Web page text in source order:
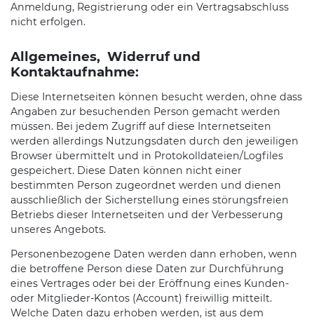
Anmeldung, Registrierung oder ein Vertragsabschluss
nicht erfolgen.
Allgemeines, Widerruf und
Kontaktaufnahme:
Diese Internetseiten können besucht werden, ohne dass
Angaben zur besuchenden Person gemacht werden
müssen. Bei jedem Zugriff auf diese Internetseiten
werden allerdings Nutzungsdaten durch den jeweiligen
Browser übermittelt und in Protokolldateien/Logfiles
gespeichert. Diese Daten können nicht einer
bestimmten Person zugeordnet werden und dienen
ausschließlich der Sicherstellung eines störungsfreien
Betriebs dieser Internetseiten und der Verbesserung
unseres Angebots.
Personenbezogene Daten werden dann erhoben, wenn
die betroffene Person diese Daten zur Durchführung
eines Vertrages oder bei der Eröffnung eines Kunden-
oder Mitglieder-Kontos (Account) freiwillig mitteilt.
Welche Daten dazu erhoben werden, ist aus dem